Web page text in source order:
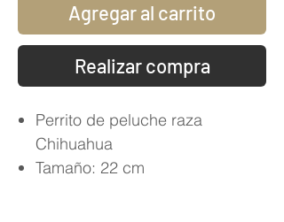
Agregar al carrito
Realizar compra
Perrito de peluche raza
Chihuahua
Tamaño: 22 cm